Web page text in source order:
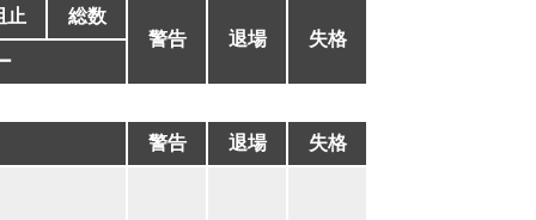
止
総数
警告
退場
失格
警告 退場
失格